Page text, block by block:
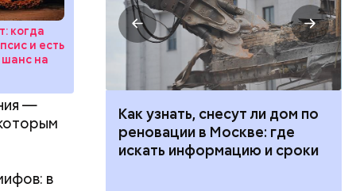
когда
и есть
шанс на
—
в
друг
и
тысяч
при
кто может
Как узнать, снесут ли дом по
реновации в Москве: где
искать информацию и сроки